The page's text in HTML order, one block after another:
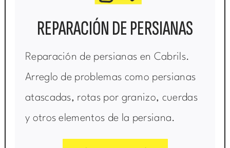
REPARACIÓN DE PERSIANAS
Reparación de persianas en Cabrils.
Arreglo de problemas como persianas
atascadas, rotas por granizo, cuerdas
y otros elementos de la persiana.